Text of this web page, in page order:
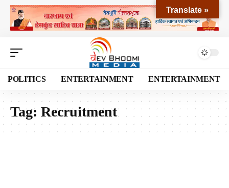
POLITICS ENTERTAINMENT ENTERTAINMENT
Tag: Recruitment
Translate »